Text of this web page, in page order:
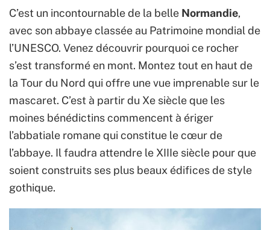
C’est un incontournable de la belle Normandie,
avec son abbaye classée au Patrimoine mondial de
l’UNESCO. Venez découvrir pourquoi ce rocher
s’est transformé en mont. Montez tout en haut de
la Tour du Nord qui offre une vue imprenable sur le
mascaret. C’est à partir du Xe siècle que les
moines bénédictins commencent à ériger
l’abbatiale romane qui constitue le cœur de
l’abbaye. Il faudra attendre le XIIIe siècle pour que
soient construits ses plus beaux édifices de style
gothique.